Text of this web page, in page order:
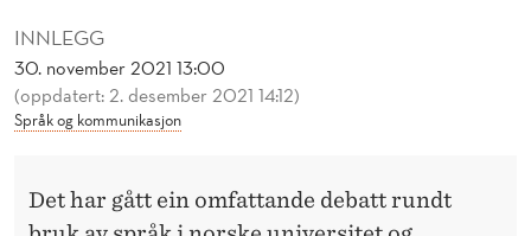
E
L
INNLEGG
30. november 2021 13:00
(oppdatert: 2. desember 2021 14:12)
Språk og kommunikasjon
Det har gått ein omfattande debatt rundt